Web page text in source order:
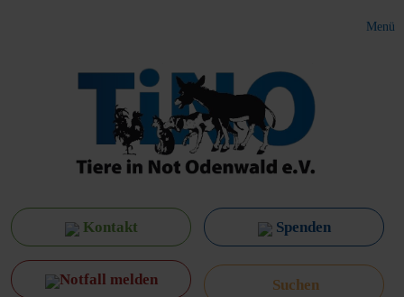
Menü
Kontakt Spenden
Notfall melden